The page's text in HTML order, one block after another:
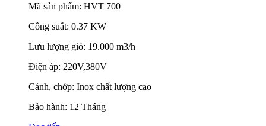
Mã sản phẩm: HVT 700
Công suất: 0.37 KW
Lưu lượng gió: 19.000 m3/h
Điện áp: 220V,380V
Cánh, chớp: Inox chất lượng cao
Bảo hành: 12 Tháng